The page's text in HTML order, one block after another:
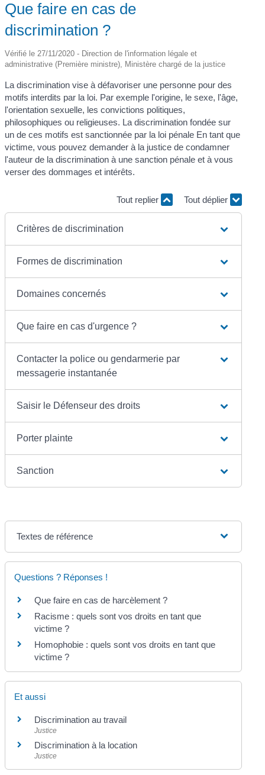
Que faire en cas de
discrimination ?
Vérifié le 27/11/2020 - Direction de l'information légale et
administrative (Première ministre), Ministère chargé de la justice
La discrimination vise à défavoriser une personne pour des
motifs interdits par la loi. Par exemple l'origine, le sexe, l'âge,
l'orientation sexuelle, les convictions politiques,
philosophiques ou religieuses. La discrimination fondée sur
un de ces motifs est sanctionnée par la loi pénale En tant que
victime, vous pouvez demander à la justice de condamner
l'auteur de la discrimination à une sanction pénale et à vous
verser des dommages et intérêts.
Tout replier Tout déplier
Critères de discrimination
Formes de discrimination
Domaines concernés
Que faire en cas d'urgence ?
Contacter la police ou gendarmerie par
messagerie instantanée
Saisir le Défenseur des droits
Porter plainte
Sanction
Textes de référence
Questions ? Réponses !
Que faire en cas de harcèlement ?
Racisme : quels sont vos droits en tant que
victime ?
Homophobie : quels sont vos droits en tant que
victime ?
Et aussi
Discrimination au travail
Justice
Discrimination à la location
Justice